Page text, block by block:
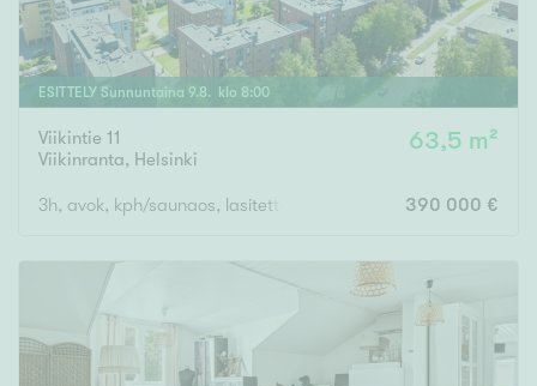
ESITTELY Sunnuntaina 9.8. klo 8:00
Viikintie 11
Viikinranta, Helsinki
63,5 m²
3h, avok, kph/saunaos, lasitettu parveke 390 000 €